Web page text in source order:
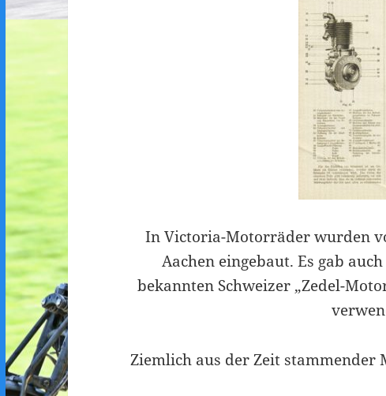
In Victoria-Motorräder wurden
Aachen eingebaut. Es gab
bekannten Schweizer „Zedel-
Ziemlich aus der Zeit stammender